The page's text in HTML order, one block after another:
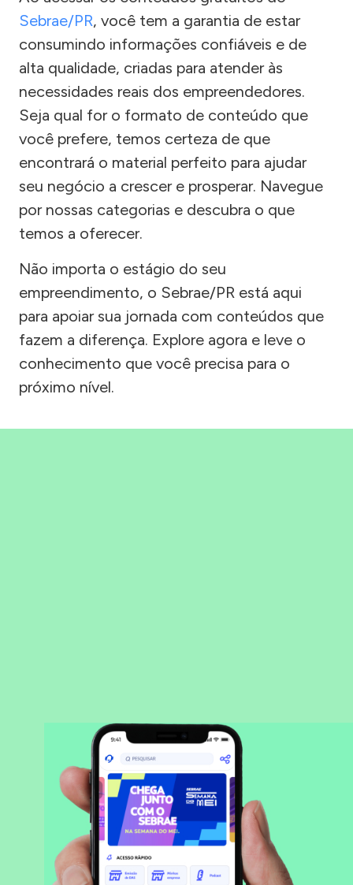
Sebrae/PR, você tem a garantia de estar
consumindo informações confiáveis e de
alta qualidade, criadas para atender às
necessidades reais dos empreendedores.
Seja qual for o formato de conteúdo que
você prefere, temos certeza de que
encontrará o material perfeito para ajudar
seu negócio a crescer e prosperar. Navegue
por nossas categorias e descubra o que
temos a oferecer.
Não importa o estágio do seu
empreendimento, o Sebrae/PR está aqui
para apoiar sua jornada com conteúdos que
fazem a diferença. Explore agora e leve o
conhecimento que você precisa para o
próximo nível.